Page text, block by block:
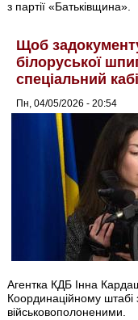
з партії «Батьківщина».
Щоб
білоруської
спеціальний
Пн, 04/05/2026 - 20:54
Агентка КДБ Інна
Координаційному
військовополоненими.